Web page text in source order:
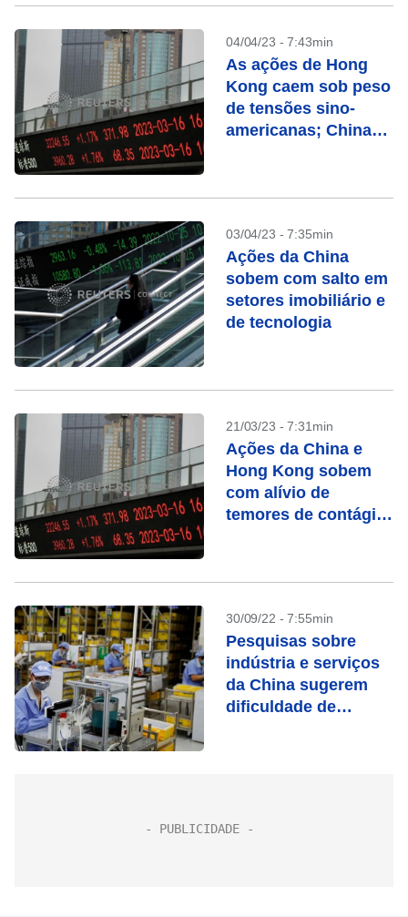
04/04/23 - 7:43min
As ações de Hong
Kong caem sob peso
de tensões sino-
americanas; China
03/04/23 - 7:35min
Ações da China
sobem com salto em
setores imobiliário e
de tecnologia
21/03/23 - 7:31min
Ações da China e
Hong Kong sobem
com alívio de
temores de contágio
30/09/22 - 7:55min
Pesquisas sobre
indústria e serviços
da China sugerem
dificuldade de